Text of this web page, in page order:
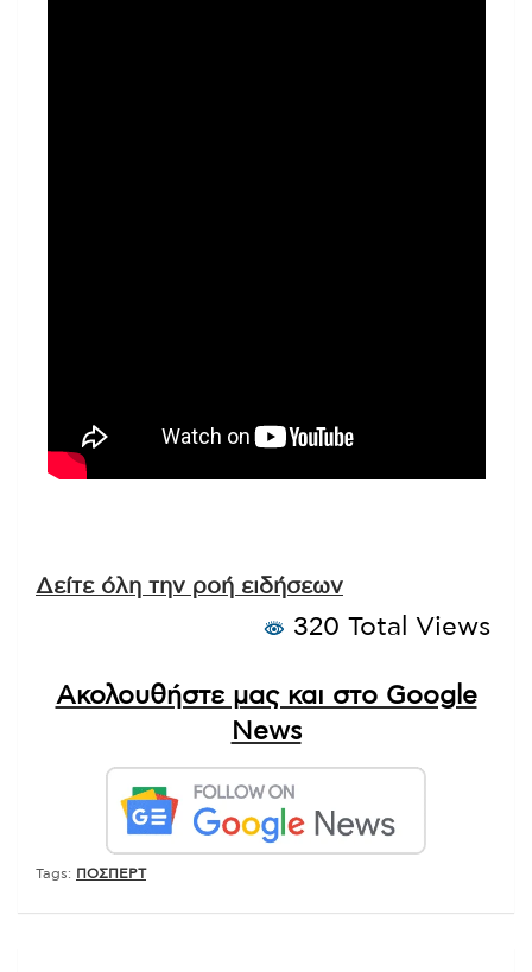
Δείτε όλη την ροή ειδήσεων
320 Total Views
Ακολουθήστε μας και στο Google
News
Tags: ΠΟΣΠΕΡΤ